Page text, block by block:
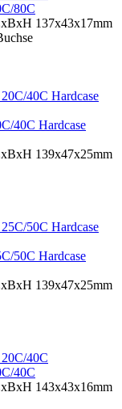
80C
137x43x17mm
40C Hardcase
139x47x25mm
50C Hardcase
139x47x25mm
40C
143x43x16mm